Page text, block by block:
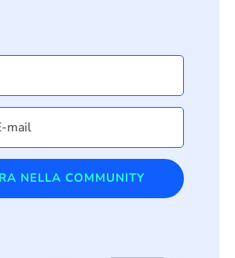
NELLA COMMUNITY